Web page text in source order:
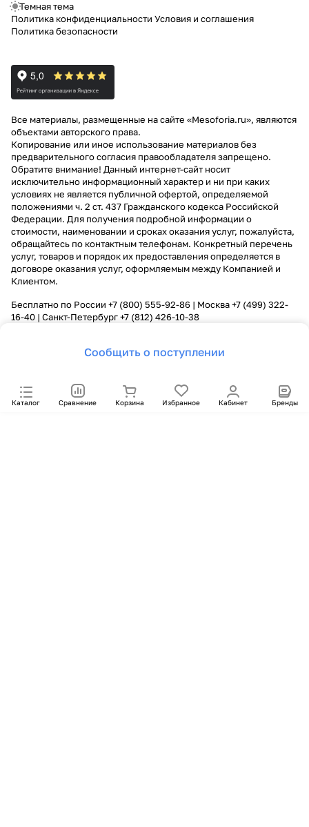
Сообщить о поступлении
Каталог Сравнение Корзина Избранное Кабинет Бренды
Темная тема
Политика конфиденциальности Условия и соглашения
Политика безопасности
Все материалы, размещенные на сайте «Mesoforia.ru», являются
объектами авторского права.
Копирование или иное использование материалов без
предварительного согласия правообладателя запрещено.
Обратите внимание! Данный интернет-сайт носит
исключительно информационный характер и ни при каких
условиях не является публичной офертой, определяемой
положениями ч. 2 ст. 437 Гражданского кодекса Российской
Федерации. Для получения подробной информации о
стоимости, наименовании и сроках оказания услуг, пожалуйста,
обращайтесь по контактным телефонам. Конкретный перечень
услуг, товаров и порядок их предоставления определяется в
договоре оказания услуг, оформляемым между Компанией и
Клиентом.
Бесплатно по России +7 (800) 555-92-86 | Москва+7 (499) 322-
16-40 | Санкт-Петербург+7 (812) 426-10-38